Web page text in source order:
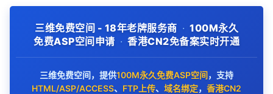
三维免费空间 - 18年老牌服务商 · 100M永久
免费ASP空间申请 · 香港CN2免备案实时开通
三维免费空间，提供100M永久免费ASP空间，支持
HTML/ASP/ACCESS、 FTP上传、 域名绑定， 香港CN2